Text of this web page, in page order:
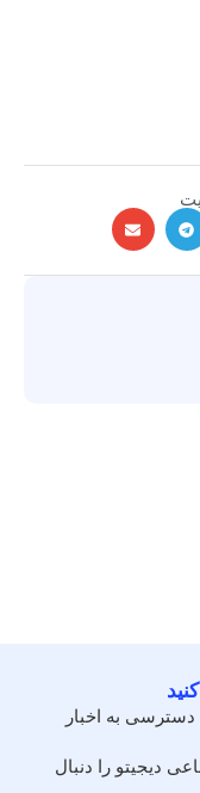
به اخبار
دیجیتو را دنبال